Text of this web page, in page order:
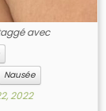
avec
Nausée
2022